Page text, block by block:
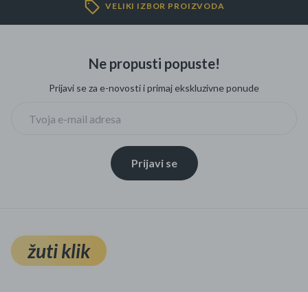
VELIKI IZBOR PROIZVODA
Ne propusti popuste!
Prijavi se za e-novosti i primaj ekskluzivne ponude
Prijavi se
žuti klik